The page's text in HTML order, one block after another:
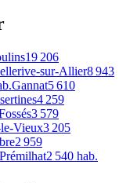
19 206
sur-Allier8 943
Gannat5 610
4 259
3 579
Vieux3 205
2 959
Prémilhat2 540 hab.